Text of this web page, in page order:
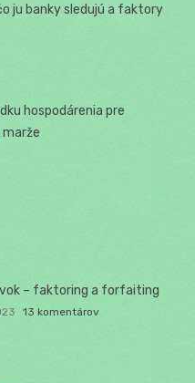
ju banky sledujú a faktory
hospodárenia pre
– faktoring a forfaiting
13 komentárov